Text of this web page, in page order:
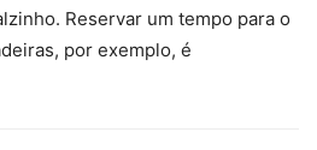
Reservar um tempo para o
por exemplo, é